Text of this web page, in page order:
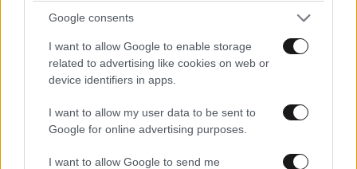
Google consents
I want to allow Google to enable storage
related to advertising like cookies on web or
device identifiers in apps.
I want to allow my user data to be sent to
Google for online advertising purposes.
I want to allow Google to send me
Απαντήστε